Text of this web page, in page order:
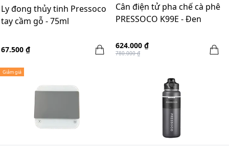
Ly đong thủy tinh Pressoco
tay cầm gỗ - 75ml
67.500 ₫
Cân điện tử pha chế cà phê
PRESSOCO K99E - Đen
624.000 ₫
780.000 ₫
Giảm giá